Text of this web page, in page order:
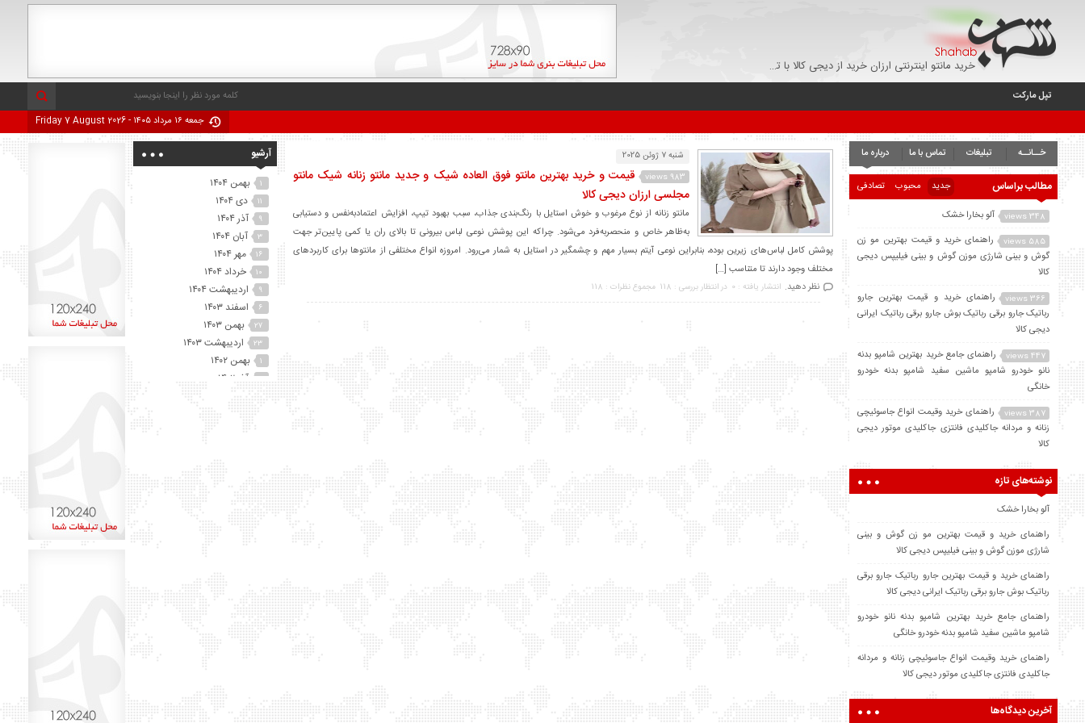
خرید مانتو اینترنتی ارزان خرید از دیجی کالا با تخفیف - تپل مارکت
تپل مارکت
جمعه ۱۶ مرداد ۱۴۰۵ - Friday 7 August 2026
شنبه 7 ژوئن 2025
983 views
قیمت و خرید بهترین مانتو فوق العاده شیک و جدید مانتو زنانه شیک مانتو
مجلسی ارزان دیجی کالا
مانتو زنانه از نوع مرغوب و خوش استایل با رنگ‌بندی جذاب، سبب بهبود تیپ، افزایش اعتمادبه‌نفس و دستیابی
به‌ظاهر خاص و منحصربه‌فرد می‌شود. چراکه این پوشش نوعی لباس بیرونی تا بالای ران یا کمی پایین‌تر جهت
پوشش کامل لباس‌های زیرین بوده، بنابراین نوعی آیتم بسیار مهم و چشمگیر در استایل به شمار می‌رود. امروزه انواع مختلفی از مانتوها برای کاربردهای
مختلف وجود دارند تا متناسب […]
نظر دهید. انتشار یافته : 0 در انتظار بررسی : 118 مجموع نظرات : 118
خــانــه تبلیغات تماس با ما درباره ما
مطالب براساس جدید محبوب تصادفی
348 views آلو بخارا خشک
585 views
راهنمای خرید و قیمت بهترین مو زن
گوش و بینی شارژی موزن گوش و بینی فیلیپس دیجی
کالا
366 views
راهنمای خرید و قیمت بهترین جارو
رباتیک جارو برقی رباتیک بوش جارو برقی رباتیک ایرانی
دیجی کالا
447 views
راهنمای جامع خرید بهترین شامپو بدنه
نانو خودرو شامپو ماشین سفید شامپو بدنه خودرو
خانگی
387 views
راهنمای خرید وقیمت انواع جاسوئیچی
زنانه و مردانه جاکلیدی فانتزی جاکلیدی موتور دیجی
کالا
نوشته‌های تازه
آلو بخارا خشک
راهنمای خرید و قیمت بهترین مو زن گوش و بینی
شارژی موزن گوش و بینی فیلیپس دیجی کالا
راهنمای خرید و قیمت بهترین جارو رباتیک جارو برقی
رباتیک بوش جارو برقی رباتیک ایرانی دیجی کالا
راهنمای جامع خرید بهترین شامپو بدنه نانو خودرو
شامپو ماشین سفید شامپو بدنه خودرو خانگی
راهنمای خرید وقیمت انواع جاسوئیچی زنانه و مردانه
جاکلیدی فانتزی جاکلیدی موتور دیجی کالا
آخرین دیدگاه‌ها
آرشیو
بهمن ۱۴۰۴
دی ۱۴۰۴
آذر ۱۴۰۴
آبان ۱۴۰۴ ۳
مهر ۱۴۰۴ ۱۶
خرداد ۱۴۰۴
اردیبهشت ۱۴۰۴
اسفند ۱۴۰۳ ۶
بهمن ۱۴۰۳ ۲۷
اردیبهشت ۱۴۰۳ ۲۳
بهمن ۱۴۰۲
آذر ۱۴۰۲ ۲
آبان ۱۴۰۲
مهر ۱۴۰۲
شهریور ۱۴۰۲
خرداد ۱۴۰۲
اردیبهشت ۱۴۰۲
آذر ۱۴۰۱
اردیبهشت ۱۴۰۰
شهریور ۱۳۹۹
مرداد ۱۳۹۹
تیر ۱۳۹۹
خرداد ۱۳۹۹